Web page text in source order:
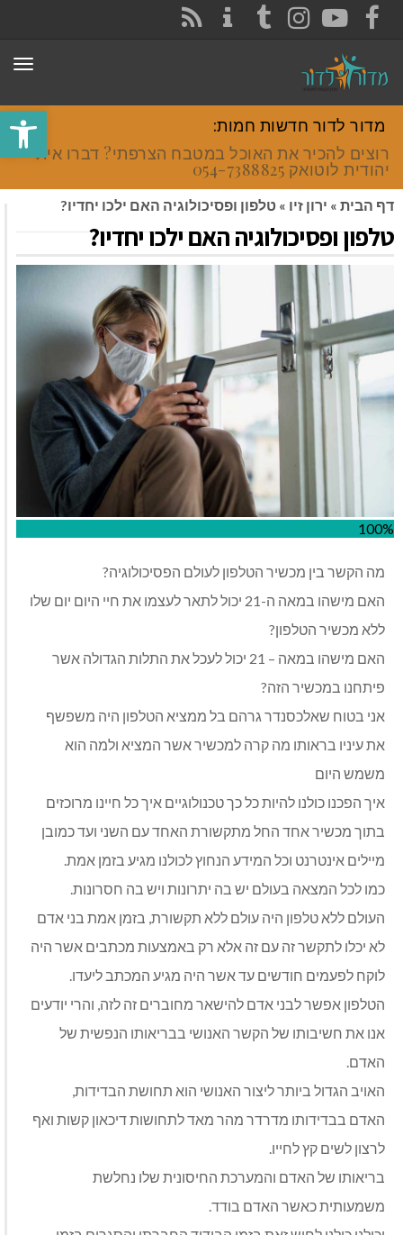
פתח
FACEBOOK
YOUTUBE
INSTAGRAM
TUMBLR
מדור לדור חדשות חמות:
רוצים להכיר את האוכל במטבח הצרפתי? דברו איתי
יהודית לוטואק 054-7388825.
דף הבית » ירון זיו » טלפון ופסיכולוגיה האם ילכו יחדיו?
טלפון ופסיכולוגיה האם ילכו יחדיו?
100%
מה הקשר בין מכשיר הטלפון לעולם הפסיכולוגיה?
האם מישהו במאה ה-21 יכול לתאר לעצמו את חיי היום יום שלו
ללא מכשיר הטלפון?
האם מישהו במאה – 21 יכול לעכל את התלות הגדולה אשר
פיתחנו במכשיר הזה?
אני בטוח שאלכסנדר גרהם בל ממציא הטלפון היה משפשף
את עיניו בראותו מה קרה למכשיר אשר המציא ולמה הוא
משמש היום
איך הפכנו כולנו להיות כל כך טכנולוגיים איך כל חיינו מרוכזים
בתוך מכשיר אחד החל מתקשורת האחד עם השני ועד כמובן
מיילים אינטרנט וכל המידע הנחוץ לכולנו מגיע בזמן אמת.
כמו לכל המצאה בעולם יש בה יתרונות ויש בה חסרונות.
העולם ללא טלפון היה עולם ללא תקשורת, בזמן אמת בני אדם
לא יכלו לתקשר זה עם זה אלא רק באמצעות מכתבים אשר היה
לוקח לפעמים חודשים עד אשר היה מגיע המכתב ליעדו.
הטלפון אפשר לבני אדם להישאר מחוברים זה לזה, והרי יודעים
אנו את חשיבותו של הקשר האנושי בבריאותו הנפשית של
האדם.
האויב הגדול ביותר ליצור האנושי הוא תחושת הבדידות,
האדם בבדידותו מדרדר מהר מאד לתחושות דיכאון קשות ואף
לרצון לשים קץ לחייו.
בריאותו של האדם והמערכת החיסונית שלו נחלשת
משמעותית כאשר האדם בודד.